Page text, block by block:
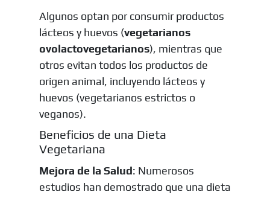
Algunos optan por consumir productos
lácteos y huevos (vegetarianos
ovolactovegetarianos), mientras que
otros evitan todos los productos de
origen animal, incluyendo lácteos y
huevos (vegetarianos estrictos o
veganos).
Beneficios de una Dieta
Vegetariana
Mejora de la Salud: Numerosos
estudios han demostrado que una dieta